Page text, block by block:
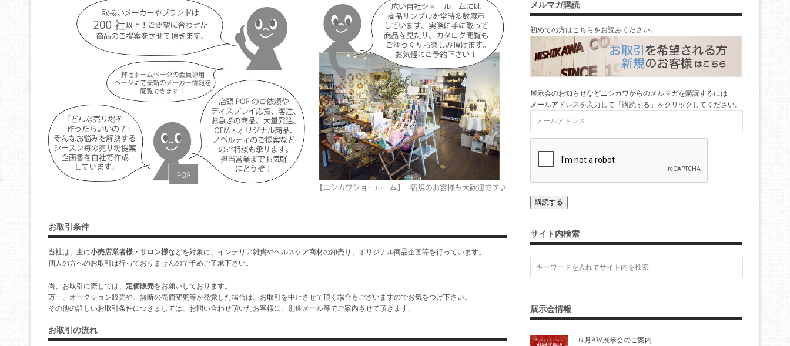
お取引条件
当社は、主に小売店業者様・サロン様などを対象に、インテリア雑貨やヘルスケア商材の卸売り、オリジナル商品企画等を行っています。
個人の方へのお取引は行っておりませんので予めご了承下さい。
尚、お取引に際しては、 定価販売をお願いしております。
万一、オークション販売や、無断の売価変更等が発覚した場合は、お取引を中止させて頂く場合もございますのでお気をつけ下さい。
その他の詳しいお取引条件につきましては、お問い合わせ頂いたお客様に、別途メール等でご案内させて頂きます。
お取引の流れ
メルマガ購読
初めての方はこちらをお読みください。
展示会のお知らせなどニシカワからのメルマガを購読するには
メールアドレスを入力して「購読する」をクリックしてください。
サイト内検索
展示会情報
６月AW展示会のご案内